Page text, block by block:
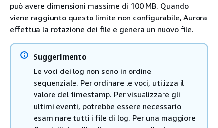
può avere dimensioni massime di 100 MB. Quando
viene raggiunto questo limite non configurabile, Aurora
effettua la rotazione dei file e genera un nuovo file.
Suggerimento
Le voci dei log non sono in ordine
sequenziale. Per ordinare le voci, utilizza il
valore del timestamp. Per visualizzare gli
ultimi eventi, potrebbe essere necessario
esaminare tutti i file di log. Per una maggiore